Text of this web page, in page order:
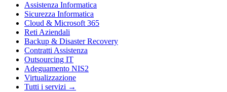
Assistenza Informatica
Sicurezza Informatica
Cloud & Microsoft 365
Reti Aziendali
Backup & Disaster Recovery
Contratti Assistenza
Outsourcing IT
Adeguamento NIS2
Virtualizzazione
Tutti i servizi →